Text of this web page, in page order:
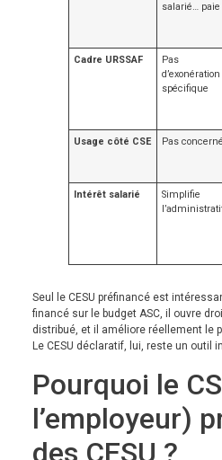
salarié… paie
Cadre URSSAF
Pas
d’exonération
spécifique
Usage côté CSE Pas concerné
Intérêt salarié
Simplifie
Seul le CESU préfinancé est
financé sur le budget ASC, il ouvre
distribué, et il améliore réellement le
Le CESU déclaratif, lui, reste un outil
Pourquoi le
l’employeur)
des CESU ?